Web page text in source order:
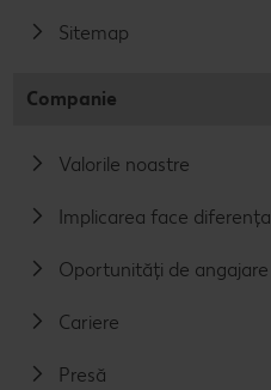
Sitemap
Companie
Valorile noastre
Implicarea face diferența
Oportunități de angajare
Cariere
Presă